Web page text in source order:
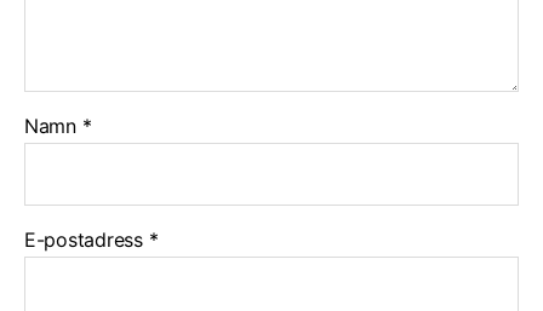
Namn *
E-postadress *